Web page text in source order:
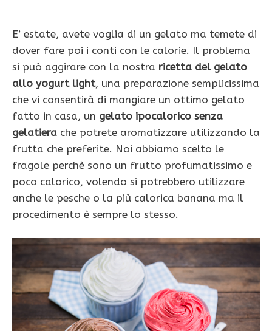
E’ estate, avete voglia di un gelato ma temete di
dover fare poi i conti con le calorie. Il problema
si può aggirare con la nostra ricetta del gelato
allo yogurt light, una preparazione semplicissima
che vi consentirà di mangiare un ottimo gelato
fatto in casa, un gelato ipocalorico senza
gelatiera che potrete aromatizzare utilizzando la
frutta che preferite. Noi abbiamo scelto le
fragole perchè sono un frutto profumatissimo e
poco calorico, volendo si potrebbero utilizzare
anche le pesche o la più calorica banana ma il
procedimento è sempre lo stesso.